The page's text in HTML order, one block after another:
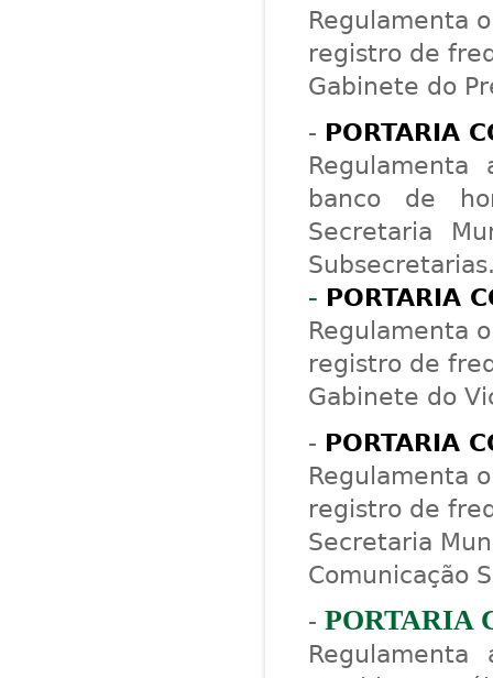
Regulamenta
registro de
Gabinete do
- PORTARIA
banco de
Secretaria
- PORTARIA
Regulamenta
registro de
Gabinete do
- PORTARIA
Regulamenta
registro de
Secretaria
Comunicação
-PORTARIA